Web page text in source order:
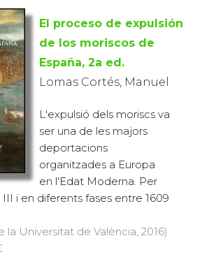
El proceso de expulsión
de los moriscos de
España, 2a ed.
Lomas Cortés, Manuel
L'expulsió dels moriscs va
ser una de les majors
deportacions
organitzades a Europa
en l'Edat Moderna. Per
i en diferents fases entre 1609
la Universitat de València, 2016)